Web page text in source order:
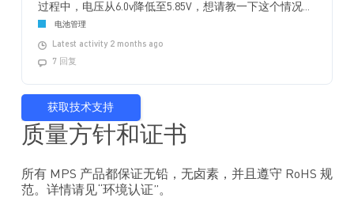
过程中，电压从6.0v降低至5.85V，想请教一下这个情况...
电池管理
Latest activity 2 months ago
7 回复
获取技术支持
质量方针和证书
所有 MPS 产品都保证无铅，无卤素，并且遵守 RoHS 规
范。详情请见“环境认证”。